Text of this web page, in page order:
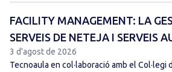
FACILITY MANAGEMENT: LA
SERVEIS DE NETEJA I SERVEIS
3 d'agost de 2026
Tecnoaula en col·laboració amb el Col·legi